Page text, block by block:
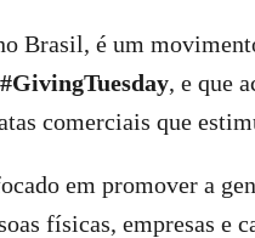
Brasil, é um
#GivingTuesday, e que
comerciais que
em promover a
físicas, empresas e